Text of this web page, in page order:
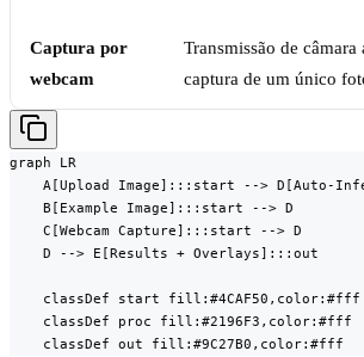
Captura por
webcam
Transmissão de
captura de um único
graph LR
A[Upload Image]:::start --> D[Auto-
    B[Example Image]:::start --> D
    C[Webcam Capture]:::start --> D
    D --> E[Results + Overlays]:::out
    classDef start fill:#4CAF50,color:#fff
    classDef proc fill:#2196F3,color:#fff
    classDef out fill:#9C27B0,color:#fff